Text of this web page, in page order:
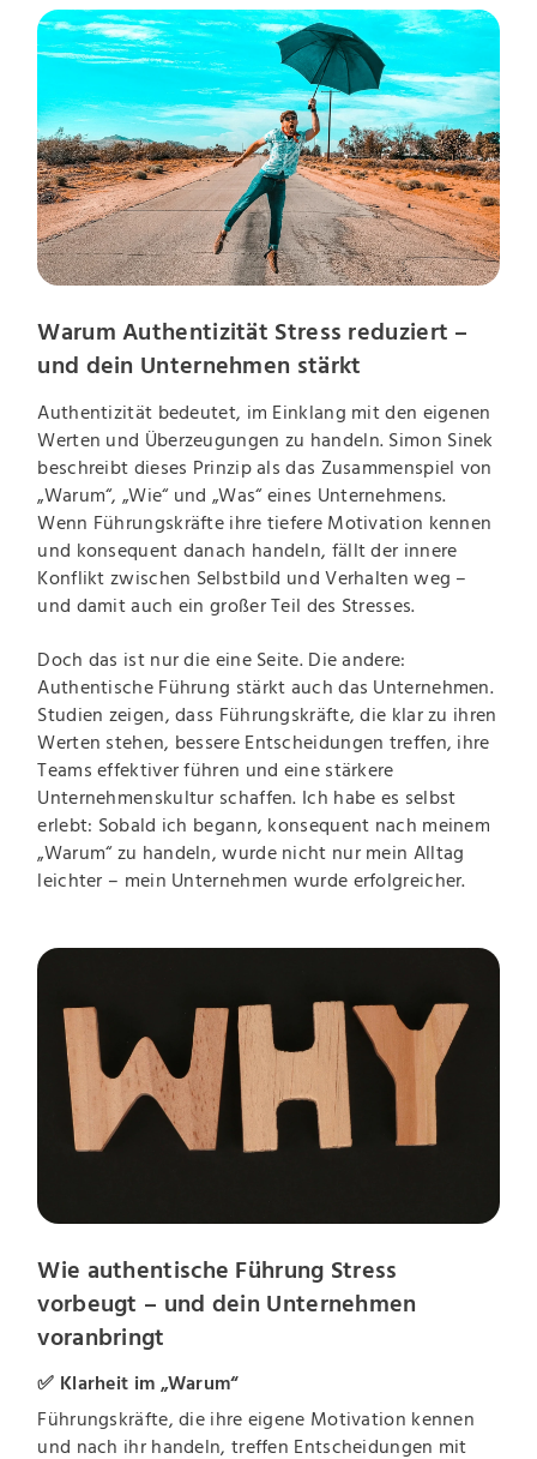
Warum Authentizität Stress reduziert –
und dein Unternehmen stärkt
Authentizität bedeutet, im Einklang mit den eigenen
Werten und Überzeugungen zu handeln. Simon Sinek
beschreibt dieses Prinzip als das Zusammenspiel von
„Warum“, „Wie“ und „Was“ eines Unternehmens.
Wenn Führungskräfte ihre tiefere Motivation kennen
und konsequent danach handeln, fällt der innere
Konflikt zwischen Selbstbild und Verhalten weg –
und damit auch ein großer Teil des Stresses.
Doch das ist nur die eine Seite. Die andere:
Authentische Führung stärkt auch das Unternehmen.
Studien zeigen, dass Führungskräfte, die klar zu ihren
Werten stehen, bessere Entscheidungen treffen, ihre
Teams effektiver führen und eine stärkere
Unternehmenskultur schaffen. Ich habe es selbst
erlebt: Sobald ich begann, konsequent nach meinem
„Warum“ zu handeln, wurde nicht nur mein Alltag
leichter – mein Unternehmen wurde erfolgreicher.
Wie authentische Führung Stress
vorbeugt – und dein Unternehmen
voranbringt
✅ Klarheit im „Warum“
Führungskräfte, die ihre eigene Motivation kennen
und nach ihr handeln, treffen Entscheidungen mit